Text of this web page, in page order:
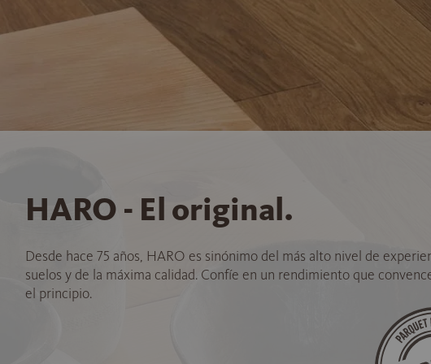
HARO - El original.
Desde hace 75 años, HARO es sinónimo del más alto nivel de
suelos y de la máxima calidad. Confíe en un rendimiento que
el principio.